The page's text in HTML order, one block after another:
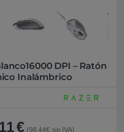
DPI – Ratón
Inalámbrico
€ (98,44€ sin IVA)